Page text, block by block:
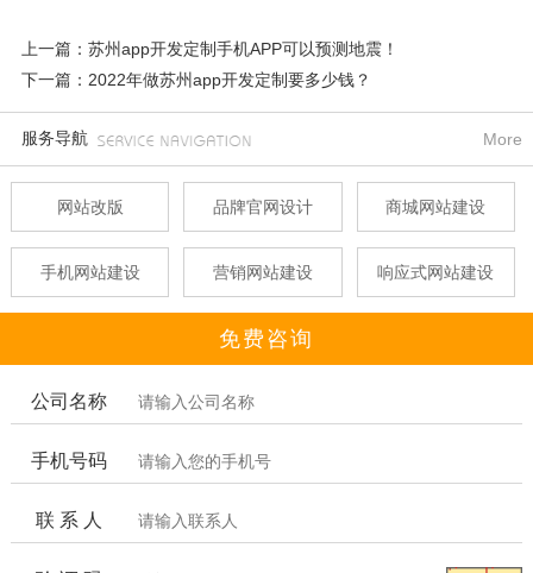
上一篇：苏州app开发定制手机APP可以预测地震！
下一篇：2022年做苏州app开发定制要多少钱？
服务导航 More
网站改版 品牌官网设计 商城网站建设
手机网站建设 营销网站建设 响应式网站建设
免费咨询
公司名称
手机号码
联 系 人